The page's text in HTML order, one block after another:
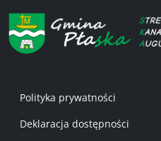
Menu w stopce 1
Polityka prywatności
Deklaracja dostępności